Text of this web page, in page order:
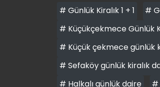
# Günlük Kiralık 1 + 1 #
# Küçükçekmece Günlük
# Küçük çekmece günlük
# Sefaköy günlük kiralık
# Halkalı günlük daire
#